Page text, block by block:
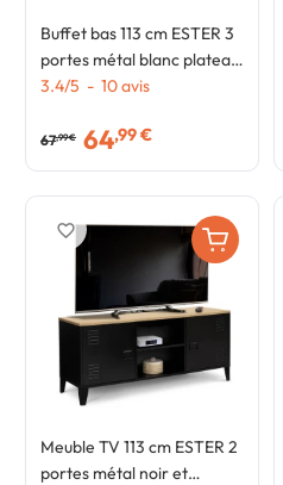
Buffet bas 113 cm ESTER 3
portes métal blanc plateau
bois design industriel
3.4/5 - 10avis
67,99 € 64,99 €
Meuble TV 113 cm ESTER 2
portes métal noir et
favorite_border